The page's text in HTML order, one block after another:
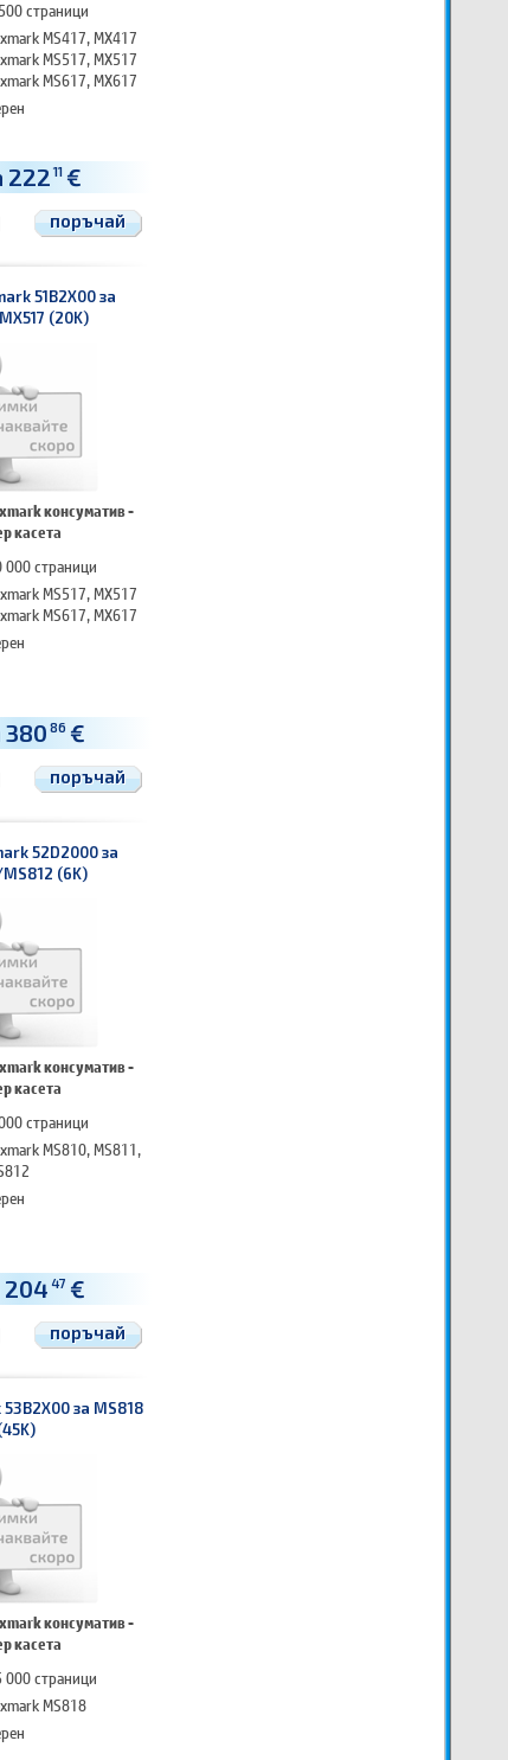
страници
MS417, MX417
MS517, MX517
MS617, MX617
222 11 €
поръчай
51B2X00 за
(20K)
консуматив -
касета
000 страници
MS517, MX517
MS617, MX617
380 86 €
поръчай
52D2000 за
(6K)
консуматив -
касета
страници
MS810, MS811,
204 47 €
поръчай
за MS818
консуматив -
касета
000 страници
MS818